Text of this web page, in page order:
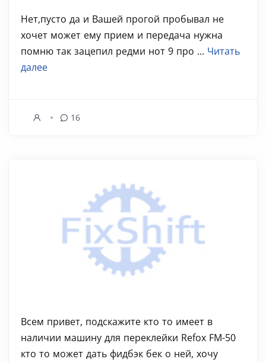
Нет,пусто да и Вашей прогой пробывал не
хочет может ему прием и передача нужна
помню так зацепил редми нот 9 про ... Читать
далее
16
Всем привет, подскажите кто то имеет в
наличии машину для переклейки Refox FM-50
кто то может дать фидбэк бек о ней, хочу